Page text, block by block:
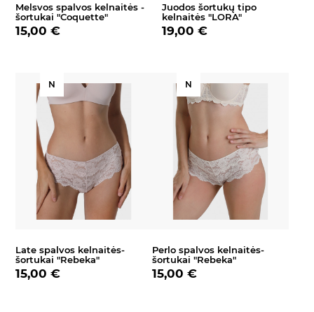
Melsvos spalvos kelnaitės -
šortukai "Coquette"
15,00 €
Juodos šortukų tipo
kelnaitės "LORA"
19,00 €
N
Late spalvos kelnaitės-
šortukai "Rebeka"
15,00 €
N
Perlo spalvos kelnaitės-
šortukai "Rebeka"
15,00 €